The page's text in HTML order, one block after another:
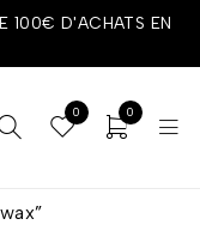
100€ D'ACHATS EN
0 0